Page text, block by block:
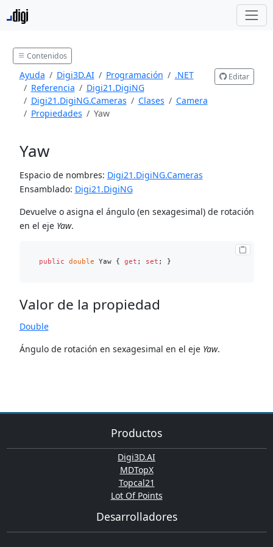
Contenidos
Ayuda Digi3D.AI Programación
.NET
Referencia
Digi21.DigiNG
Digi21.DigiNG.Cameras
Clases
Camera
Propiedades
Yaw
Editar
Yaw
Espacio de nombres: Digi21.DigiNG.Cameras
Ensamblado: Digi21.DigiNG
Devuelve o asigna el ángulo (en sexagesimal) de rotación
en el eje Yaw.
public double Yaw { get ; set
Valor de la propiedad
Double
Ángulo de rotación en sexagesimal en el eje Yaw.
Productos
Digi3D.AI
MDTopX
Topcal21
Lot Of Points
Desarrolladores